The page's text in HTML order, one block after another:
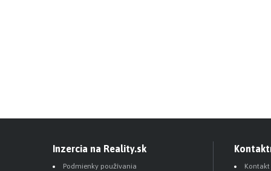
Inzercia na Reality.sk
Podmienky používania Kontakt